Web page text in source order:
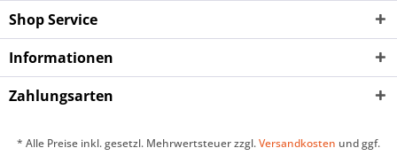
Shop Service
Informationen
Zahlungsarten
* Alle Preise inkl. gesetzl. Mehrwertsteuer zzgl.Versandkosten und ggf.